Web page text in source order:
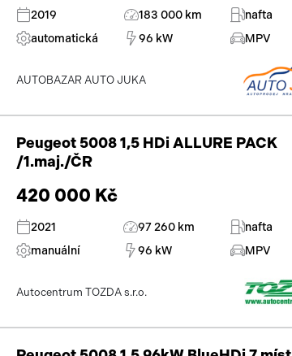
2019 183 000 km
nafta
automatická
96 kW MPV
AUTOBAZAR AUTO JUKA
Peugeot 5008 1,5 HDi ALLURE PACK
/1.maj./ČR
420 000 Kč
2021 97 260 km
nafta
manuální
96 kW MPV
Autocentrum TOZDA s.r.o.